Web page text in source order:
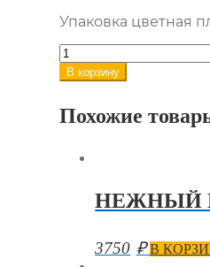
Упаковка цветная
Количество
товара
Яркий
с
В корзину
Похожие
НЕЖНЫЙ
3750 ₽ В